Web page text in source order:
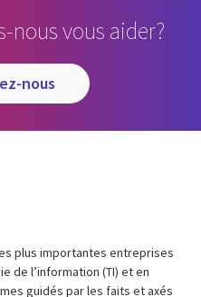
nous vous aider?
nous
plus importantes entreprises
de l’information (TI) et en
guidés par les faits et axés